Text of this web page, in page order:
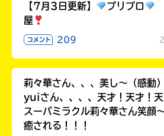
【7月3日更新】 プリプロ
屋
コメント 209
莉々華さん、、、美し〜（感動）
yuiさん、、、、天才！天才！天
スーパミラクル莉々華さん笑顔
癒される！！！